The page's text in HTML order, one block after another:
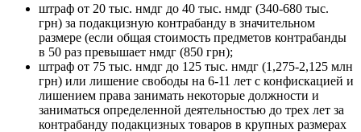
штраф от 20 тыс. нмдг до 40 тыс. нмдг (340-680 тыс.
грн) за подакцизную контрабанду в значительном
размере (если общая стоимость предметов контрабанды
в 50 раз превышает нмдг (850 грн);
штраф от 75 тыс. нмдг до 125 тыс. нмдг (1,275-2,125 млн
грн) или лишение свободы на 6-11 лет с конфискацией и
лишением права занимать некоторые должности и
заниматься определенной деятельностью до трех лет за
контрабанду подакцизных товаров в крупных размерах